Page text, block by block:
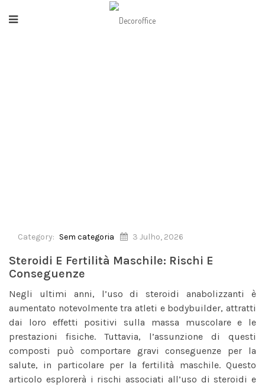
Category: Sem categoria 3 Julho, 2026
Steroidi E Fertilità Maschile: Rischi E
Conseguenze
Negli ultimi anni, l’uso di steroidi anabolizzanti è
aumentato notevolmente tra atleti e bodybuilder, attratti
dai loro effetti positivi sulla massa muscolare e le
prestazioni fisiche. Tuttavia, l’assunzione di questi
composti può comportare gravi conseguenze per la
salute, in particolare per la fertilità maschile. Questo
articolo esplorerà i rischi associati all’uso di steroidi e